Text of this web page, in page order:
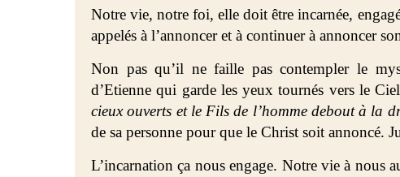
Notre vie, notre foi, elle doit être incarnée,
appelés à l’annoncer et à continuer à annoncer
Non pas qu’il ne faille pas contempler le
d’Etienne qui garde les yeux tournés vers le
cieux ouverts et le Fils de l’homme debout à la
de sa personne pour que le Christ soit annoncé.
L’incarnation ça nous engage. Notre vie à nous